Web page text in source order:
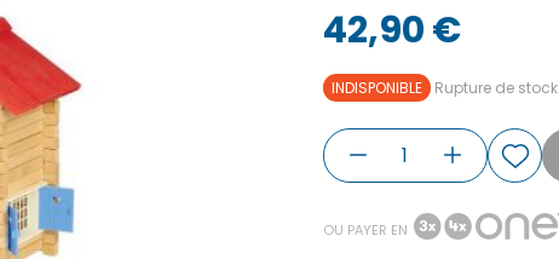
42,90 €
INDISPONIBLE Rupture de stock
OU PAYER EN